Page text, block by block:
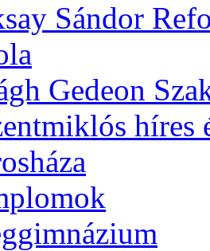
Sándor
Gedeon
híres